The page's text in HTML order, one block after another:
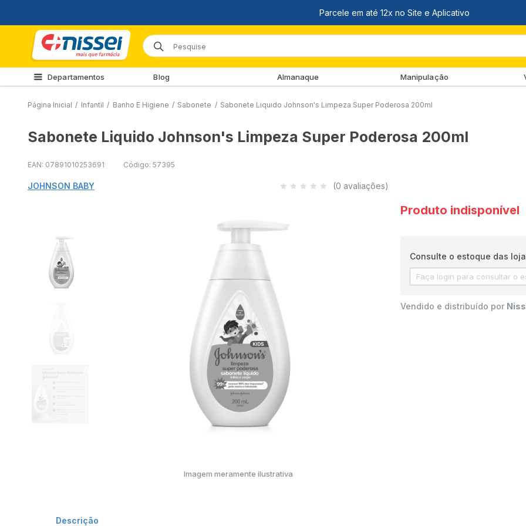
Departamentos Blog Almanaque Manipulação
Página Inicial / Infantil / Banho E Higiene / Sabonete / Sabonete Liquido Johnson's Limpeza Super Poderosa 200ml
Sabonete Liquido Johnson's Limpeza Super Poderosa 200ml
EAN: 07891010253691 Código: 57395
JOHNSON BABY (0 avaliações)
Imagem meramente ilustrativa
Produto indisponível
Consulte o estoque das
Vendido e distribuído por
Descrição